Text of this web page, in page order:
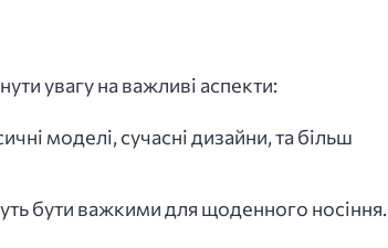
увагу на важливі аспекти:
моделі, сучасні дизайни, та більш
бути важкими для щоденного носіння.